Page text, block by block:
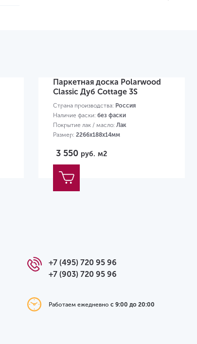
Паркетная доска Polarwood
Classic Дуб Cottage 3S
Страна производства: Россия
Наличие фаски: без фаски
Покрытие лак / масло: Лак
Размер: 2266х188х14мм
3 550 руб. м2
+7 (495) 720 95 96
+7 (903) 720 95 96
Работаем ежедневнос 9:00 до 20:00